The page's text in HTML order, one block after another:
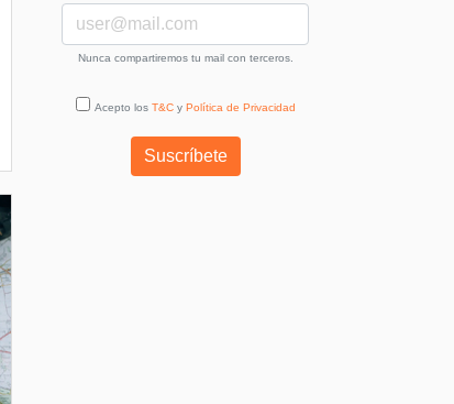
Nunca compartiremos tu mail con terceros.
Acepto los T&Cy Política de Privacidad
Suscríbete